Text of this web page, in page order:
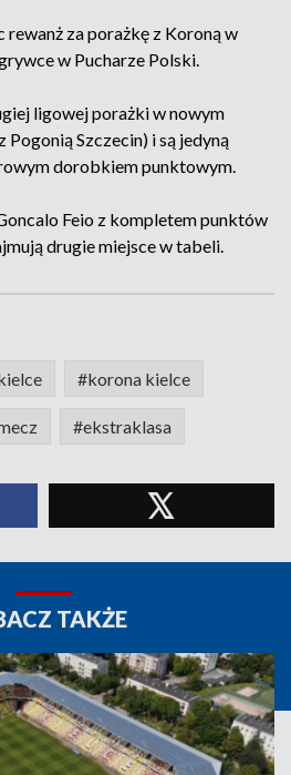
rewanż za porażkę z Koroną w
w Pucharze Polski.
ligowej porażki w nowym
Pogonią Szczecin) i są jedyną
dorobkiem punktowym.
Feio z kompletem punktów
drugie miejsce w tabeli.
#korona kielce
#ekstraklasa
TAKŻE